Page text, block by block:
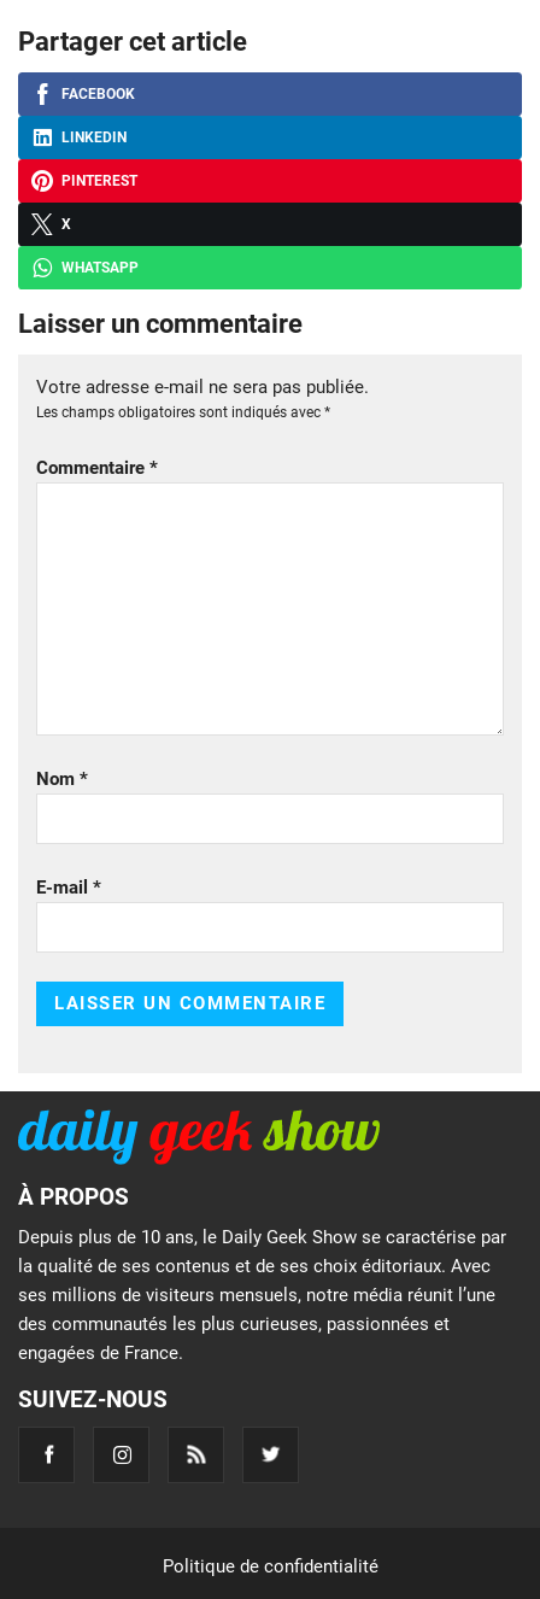
Partager cet article
FACEBOOK
LINKEDIN
PINTEREST
X
WHATSAPP
Laisser un commentaire
Votre adresse e-mail ne sera pas publiée.
Les champs obligatoires sont indiqués avec *
Commentaire *
Nom *
E-mail *
À PROPOS
Depuis plus de 10 ans, le Daily Geek Show se caractérise par
la qualité de ses contenus et de ses choix éditoriaux. Avec
ses millions de visiteurs mensuels, notre média réunit l’une
des communautés les plus curieuses, passionnées et
engagées de France.
SUIVEZ-NOUS
Politique de confidentialité